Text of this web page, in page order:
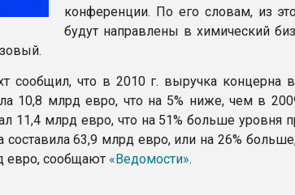
конференции. По его словам, из
будут направлены в химический
сообщил, что в 2010 г. выручка концерна
10,8 млрд евро, что на 5% ниже, чем в
11,4 млрд евро, что на 51% больше уровня
составила 63,9 млрд евро, или на 26%
евро, cообщают «Ведомости».